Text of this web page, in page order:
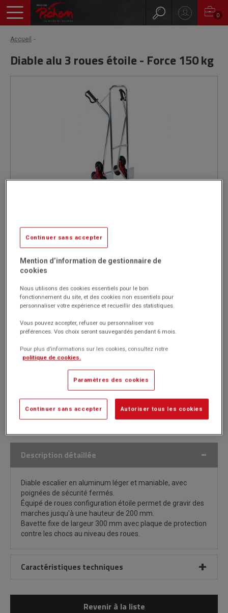
0
Accueil
Diable alu 3 roues étoile - Force 150 kg
Réf. 1003587
Code EAN : 3665867032358
(Produit ni repris, ni échangé)
sécurité fermés.
Équipé de roues configuration étoile permet de gravir des
marches jusqu'à une hauteur de 200 mm.
contre les chocs au niveau des roues.
HT
(354.00€TTC) Passer commande
Description détaillée
Diable escalier en aluminum léger et maniable, avec
poignées de sécurité fermés.
Équipé de roues configuration étoile permet de gravir des
marches jusqu'à une hauteur de 200 mm.
Bavette fixe de largeur 300 mm avec plaque de protection
contre les chocs au niveau des roues.
Caractéristiques techniques
Revenir à la liste
Continuer sans accepter
Mention d’information de gestionnaire de
cookies
Nous utilisons des cookies essentiels pour le bon
fonctionnement du site, et des cookies non essentiels pour
personnaliser votre expérience et recueillir des statistiques.
Vous pouvez accepter, refuser ou personnaliser vos
préférences. Vos choix seront sauvegardés pendant 6 mois.
Pour plus d’informations sur les cookies, consultez notre
politique de cookies.
Paramètres des cookies
Continuer sans accepter Autoriser tous les cookies